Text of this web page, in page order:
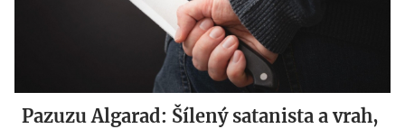
Pazuzu Algarad: Šílený satanista a vrah,